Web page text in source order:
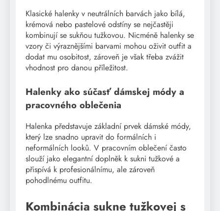
Klasické halenky v neutrálních barvách jako bílá,
krémová nebo pastelové odstíny se nejčastěji
kombinují se sukňou tužkovou. Nicméně halenky se
vzory či výraznějšími barvami mohou oživit outfit a
dodat mu osobitost, zároveň je však třeba zvážit
vhodnost pro danou příležitost.
Halenky ako súčasť dámskej módy a
pracovného oblečenia
Halenka představuje základní prvek dámské módy,
který lze snadno upravit do formálních i
neformálních looků. V pracovním oblečení často
slouží jako elegantní doplněk k sukni tužkové a
přispívá k profesionálnímu, ale zároveň
pohodlnému outfitu.
Kombinácia sukne tužkovej s